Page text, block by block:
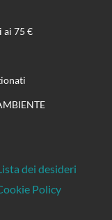
ai 75 €
dei desideri
Policy